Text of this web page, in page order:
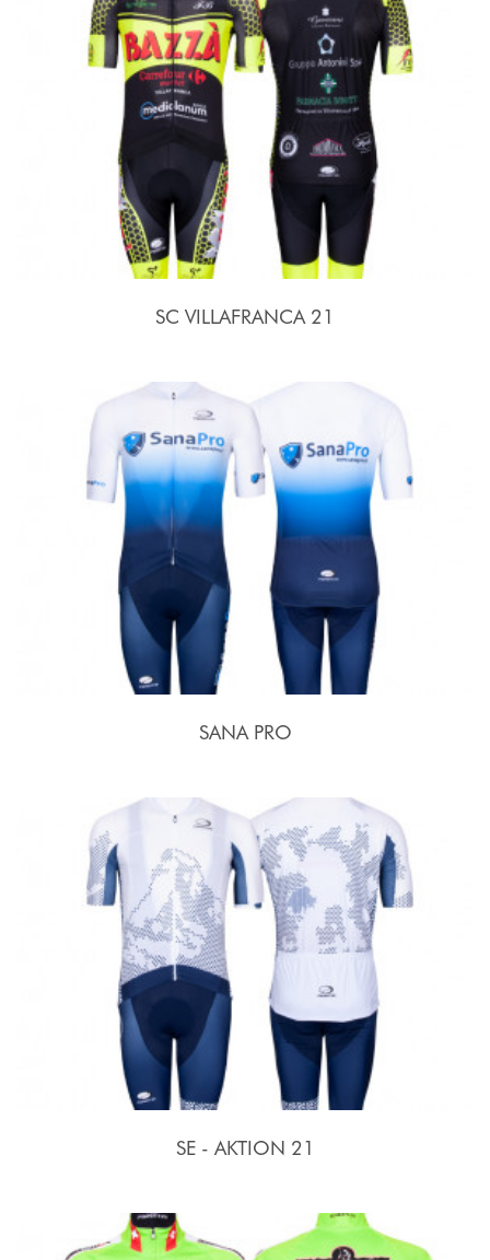
SC VILLAFRANCA 21
SANA PRO
SE - AKTION 21